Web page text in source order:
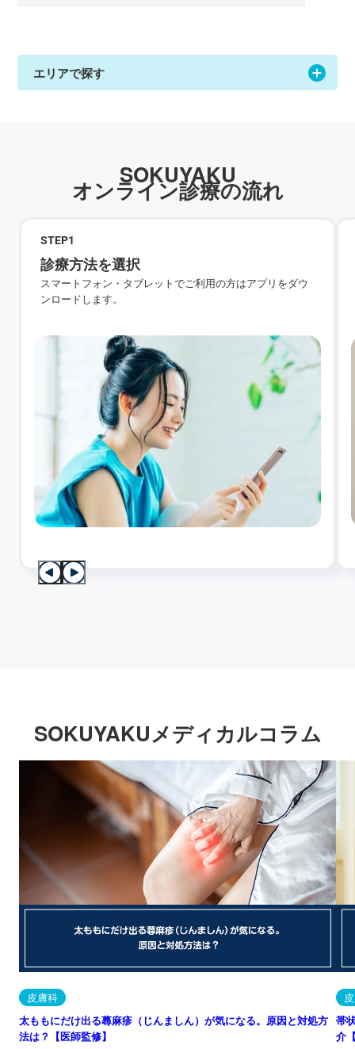
エリアで探す
SOKUYAKU
オンライン診療の流れ
STEP1
診療方法を選択
スマートフォン・タブレットでご利用の方はアプリをダウ
ンロードします。
SOKUYAKUメディカルコラム
皮膚科
太ももにだけ出る蕁麻疹（じんましん）が気になる。原因と対処方
法は？【医師監修】
帯
介